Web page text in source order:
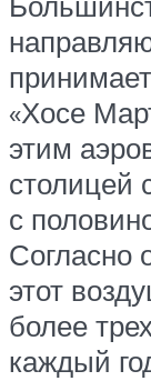
«Хосе
этим
столицей
с
этот
более
каждый